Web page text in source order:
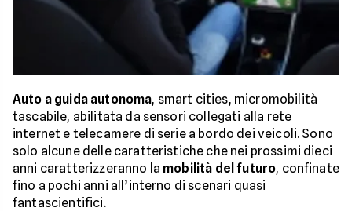
Auto a guida autonoma, smart cities, micromobilità
tascabile, abilitata da sensori collegati alla rete
internet e telecamere di serie a bordo dei veicoli. Sono
solo alcune delle caratteristiche che nei prossimi dieci
anni caratterizzeranno la mobilità del futuro, confinate
fino a pochi anni all’interno di scenari quasi
fantascientifici.